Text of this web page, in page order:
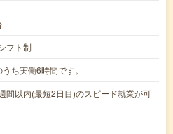
フト制
ち実働6時間です。
間以内(最短2日目)のスピード就業が可